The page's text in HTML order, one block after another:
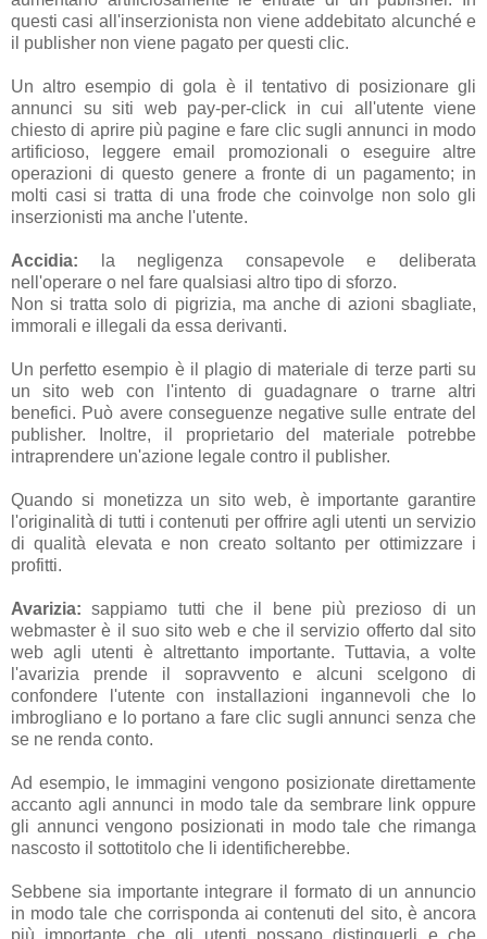
questi casi all'inserzionista non viene addebitato alcunché e
il publisher non viene pagato per questi clic.
Un altro esempio di gola è il tentativo di posizionare gli
annunci su siti web pay-per-click in cui all'utente viene
chiesto di aprire più pagine e fare clic sugli annunci in modo
artificioso, leggere email promozionali o eseguire altre
operazioni di questo genere a fronte di un pagamento; in
molti casi si tratta di una frode che coinvolge non solo gli
inserzionisti ma anche l'utente.
Accidia:
la negligenza consapevole e deliberata
nell'operare o nel fare qualsiasi altro tipo di sforzo.
Non si tratta solo di pigrizia, ma anche di azioni sbagliate,
immorali e illegali da essa derivanti.
Un perfetto esempio è il plagio di materiale di terze parti su
un sito web con l'intento di guadagnare o trarne altri
benefici. Può avere conseguenze negative sulle entrate del
publisher. Inoltre, il proprietario del materiale potrebbe
intraprendere un'azione legale contro il publisher.
Quando si monetizza un sito web, è importante garantire
l'originalità di tutti i contenuti per offrire agli utenti un servizio
di qualità elevata e non creato soltanto per ottimizzare i
profitti.
Avarizia: sappiamo tutti che il bene più prezioso di un
webmaster è il suo sito web e che il servizio offerto dal sito
web agli utenti è altrettanto importante. Tuttavia, a volte
l'avarizia prende il sopravvento e alcuni scelgono di
confondere l'utente con installazioni ingannevoli che lo
imbrogliano e lo portano a fare clic sugli annunci senza che
se ne renda conto.
Ad esempio, le immagini vengono posizionate direttamente
accanto agli annunci in modo tale da sembrare link oppure
gli annunci vengono posizionati in modo tale che rimanga
nascosto il sottotitolo che li identificherebbe.
Sebbene sia importante integrare il formato di un annuncio
in modo tale che corrisponda ai contenuti del sito, è ancora